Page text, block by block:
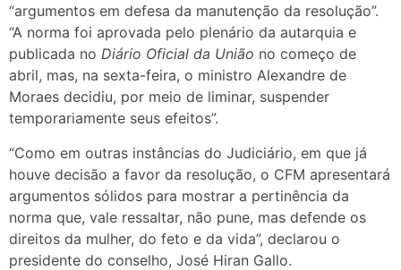
“argumentos em defesa da manutenção da resolução”.
“A norma foi aprovada pelo plenário da autarquia e
publicada no Diário Oficial da União no começo de
abril, mas, na sexta-feira, o ministro Alexandre de
Moraes decidiu, por meio de liminar, suspender
temporariamente seus efeitos”.
“Como em outras instâncias do Judiciário, em que já
houve decisão a favor da resolução, o CFM apresentará
argumentos sólidos para mostrar a pertinência da
norma que, vale ressaltar, não pune, mas defende os
direitos da mulher, do feto e da vida”, declarou o
presidente do conselho, José Hiran Gallo.